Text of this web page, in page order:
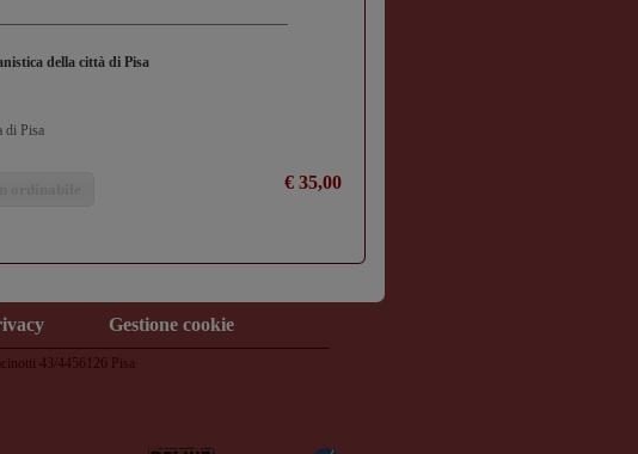
della città di Pisa
di Pisa
€ 35,00
Gestione cookie
43/4456126 Pisa